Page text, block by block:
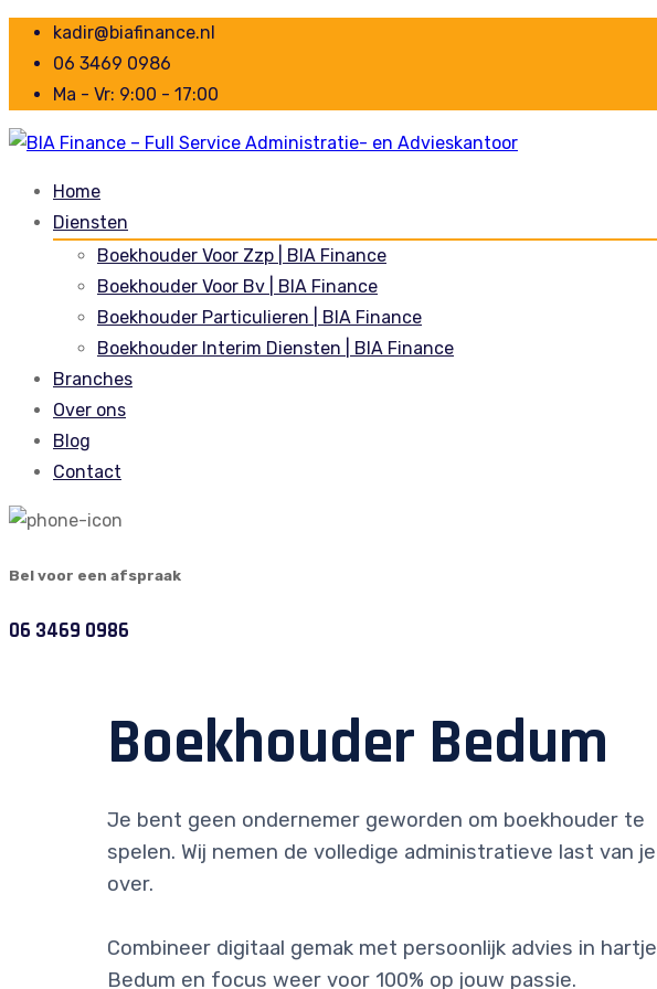
kadir@biafinance.nl
06 3469 0986
Ma - Vr: 9:00 - 17:00
Home
Diensten
Boekhouder Voor Zzp | BIA Finance
Boekhouder Voor Bv | BIA Finance
Boekhouder Particulieren | BIA Finance
Boekhouder Interim Diensten | BIA Finance
Branches
Over ons
Blog
Contact
Bel voor een afspraak
06 3469 0986
Boekhouder Bedum
Je bent geen ondernemer geworden om boekhouder te
spelen. Wij nemen de volledige administratieve last van je
over.
Combineer digitaal gemak met persoonlijk advies in hartje
Bedum en focus weer voor 100% op jouw passie.